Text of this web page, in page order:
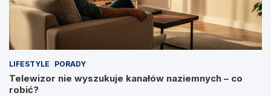
LIFESTYLE PORADY
Telewizor nie wyszukuje kanałów naziemnych – co
robić?